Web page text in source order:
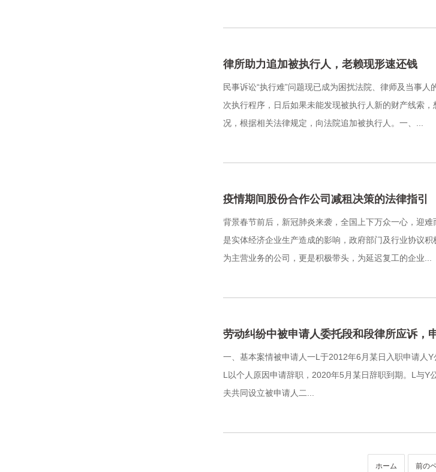
律所助力追加被执行人，老赖现形速还钱
民事诉讼“执行难”问题现已成为困扰法院、律师及当事
次执行程序，日后如果未能发现被执行人新的财产线索
况，根据相关法律规定，向法院追加被执行人。一、...
疫情期间股份合作公司减租决策的法律指引
背景春节前后，新冠肺炎来袭，全国上下万众一心，迎
是实体经济企业生产造成的影响，政府部门及行业协议
为主营业务的公司，更是积极带头，为延迟复工的企业...
劳动纠纷中被申请人委托段和段律所应诉，
一、基本案情被申请人一L于2012年6月某日入职申请人
L以个人原因申请辞职，2020年5月某日辞职到期。L与
夫共同设立被申请人二...
ホーム 前の